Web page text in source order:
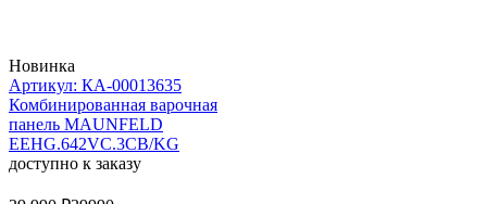
Новинка
Артикул: КА-00013635
Комбинированная варочная
панель MAUNFELD
EEHG.642VC.3CB/KG
доступно к заказу